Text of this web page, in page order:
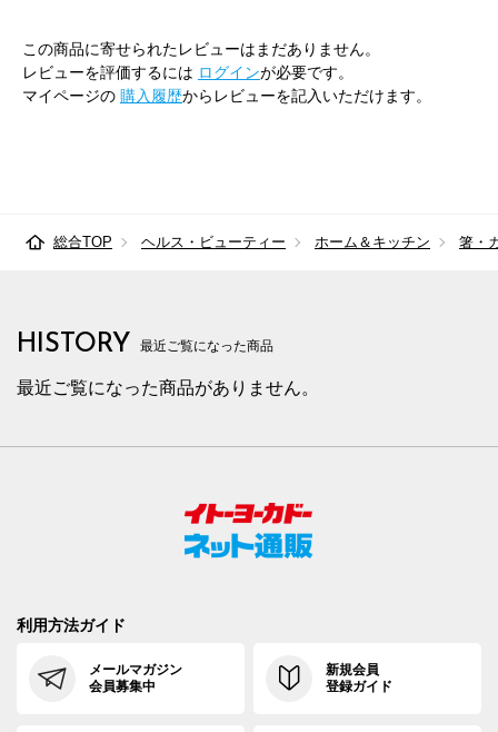
この商品に寄せられたレビューはまだありません。
レビューを評価するには ログインが必要です。
マイページの 購入履歴からレビューを記入いただけます。
総合TOP ヘルス・ビューティー ホーム＆キッチン 箸・
HISTORY 最近ご覧になった商品
最近ご覧になった商品がありません。
利用方法ガイド
メールマガジン
会員募集中
新規会員
登録ガイド